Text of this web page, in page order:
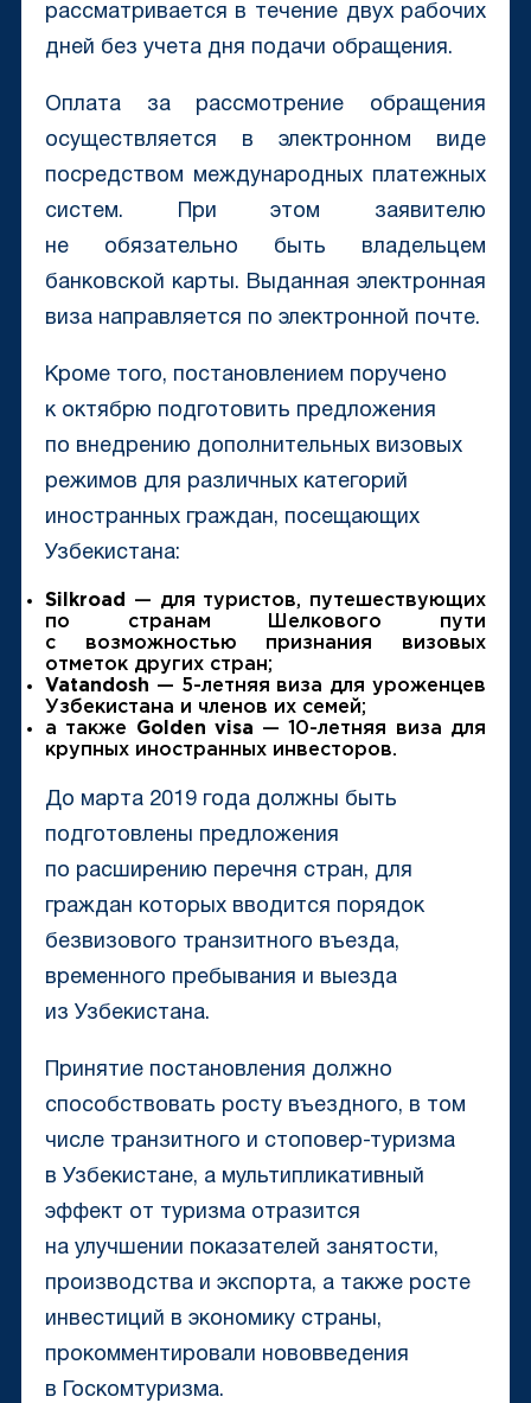
рассматривается в течение двух рабочих
дней без учета дня подачи обращения.
Оплата за рассмотрение обращения
осуществляется в электронном виде
посредством международных платежных
систем. При этом заявителю
не обязательно быть владельцем
банковской карты. Выданная электронная
виза направляется по электронной почте.
Кроме того, постановлением поручено
к октябрю подготовить предложения
по внедрению дополнительных визовых
режимов для различных категорий
иностранных граждан, посещающих
Узбекистана:
Silkroad
— для туристов, путешествующих
по странам Шелкового пути
с возможностью признания визовых
отметок других стран;
Vatandosh — 5-летняя виза для уроженцев
Узбекистана и членов их семей;
а также Golden visa — 10-летняя виза для
крупных иностранных инвесторов.
До марта 2019 года должны быть
подготовлены предложения
по расширению перечня стран, для
граждан которых вводится порядок
безвизового транзитного въезда,
временного пребывания и выезда
из Узбекистана.
Принятие постановления должно
способствовать росту въездного, в том
числе транзитного и стоповер-туризма
в Узбекистане, а мультипликативный
эффект от туризма отразится
на улучшении показателей занятости,
производства и экспорта, а также росте
инвестиций в экономику страны,
прокомментировали нововведения
в Госкомтуризма.